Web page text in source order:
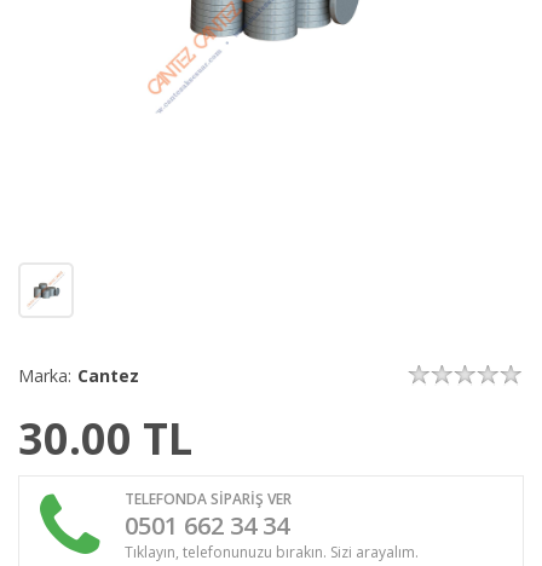
Marka: Cantez
30.00 TL
TELEFONDA SİPARİŞ VER
0501 662 34 34
Tıklayın, telefonunuzu bırakın. Sizi arayalım.